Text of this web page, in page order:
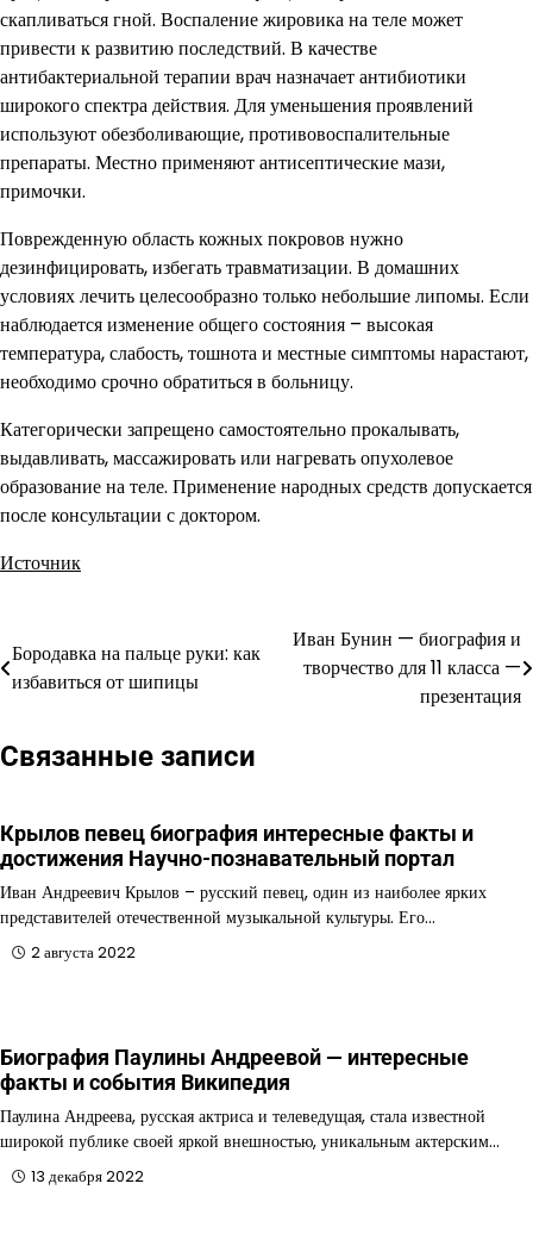
скапливаться гной. Воспаление жировика на теле может
привести к развитию последствий. В качестве
антибактериальной терапии врач назначает антибиотики
широкого спектра действия. Для уменьшения проявлений
используют обезболивающие, противовоспалительные
препараты. Местно применяют антисептические мази,
примочки.
Поврежденную область кожных покровов нужно
дезинфицировать, избегать травматизации. В домашних
условиях лечить целесообразно только небольшие липомы. Если
наблюдается изменение общего состояния – высокая
температура, слабость, тошнота и местные симптомы нарастают,
необходимо срочно обратиться в больницу.
Категорически запрещено самостоятельно прокалывать,
выдавливать, массажировать или нагревать опухолевое
образование на теле. Применение народных средств допускается
после консультации с доктором.
Источник
Навигация
по
Бородавка на пальце руки: как
избавиться от шипицы
Иван Бунин — биография и
творчество для 11 класса —
презентация
Связанные записи
Крылов певец биография интересные факты и
достижения Научно-познавательный портал
Иван Андреевич Крылов – русский певец, один из наиболее ярких
представителей отечественной музыкальной культуры. Его…
2 августа 2022
Биография Паулины Андреевой — интересные
факты и события Википедия
Паулина Андреева, русская актриса и телеведущая, стала известной
широкой публике своей яркой внешностью, уникальным актерским…
13 декабря 2022